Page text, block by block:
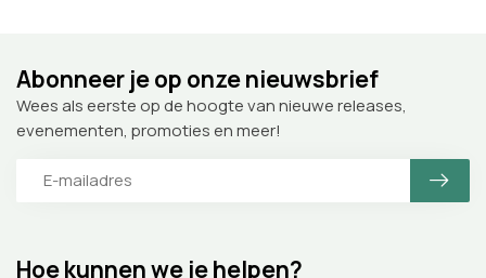
Hoe kunnen we je helpen?
Abonneer je op onze nieuwsbrief
Wees als eerste op de hoogte van nieuwe releases,
evenementen, promoties en meer!